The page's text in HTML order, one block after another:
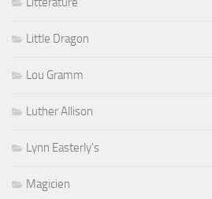
Little Dragon
Lou Gramm
Luther Allison
Lynn Easterly's
Magicien